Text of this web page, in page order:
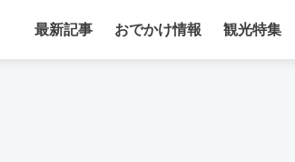
最新記事 おでかけ情報 観光特集